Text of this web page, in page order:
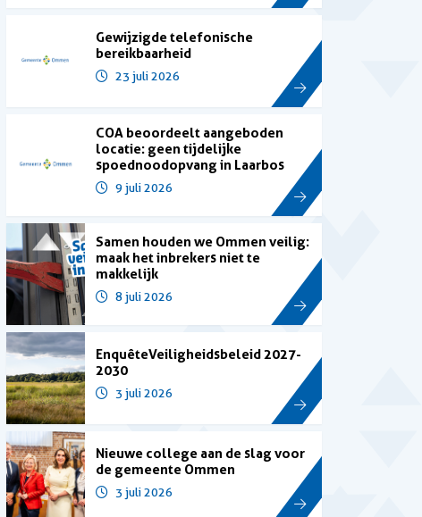
Gewijzigde telefonische
bereikbaarheid
23 juli 2026
COA beoordeelt aangeboden
locatie: geen tijdelijke
spoednoodopvang in Laarbos
9 juli 2026
Samen houden we Ommen veilig:
maak het inbrekers niet te
makkelijk
8 juli 2026
Enquête Veiligheidsbeleid 2027-
2030
3 juli 2026
Nieuwe college aan de slag voor
de gemeente Ommen
3 juli 2026